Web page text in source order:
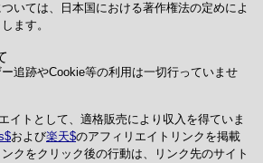
いては、日本国における著作権法の定めによ
ます。
追跡やCookie等の利用は一切行っていませ
イトとして、適格販売により収入を得ていま
および楽天 のアフィリエイトリンクを掲載
クをクリック後の行動は、リンク先のサイト